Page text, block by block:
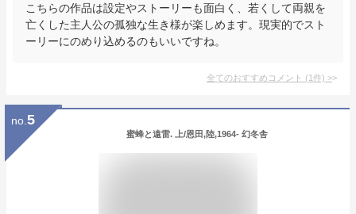
こちらの作品は設定やストーリーも面白く、若くして両親を
亡くした主人公の孤独な生き様が楽しめます。現実的でスト
ーリーにのめり込めるのもいいですね。
全てのおすすめコメント (1件) >
no. 5
蜜蜂と遠雷. 上/恩田,陸,1964- 幻冬舎